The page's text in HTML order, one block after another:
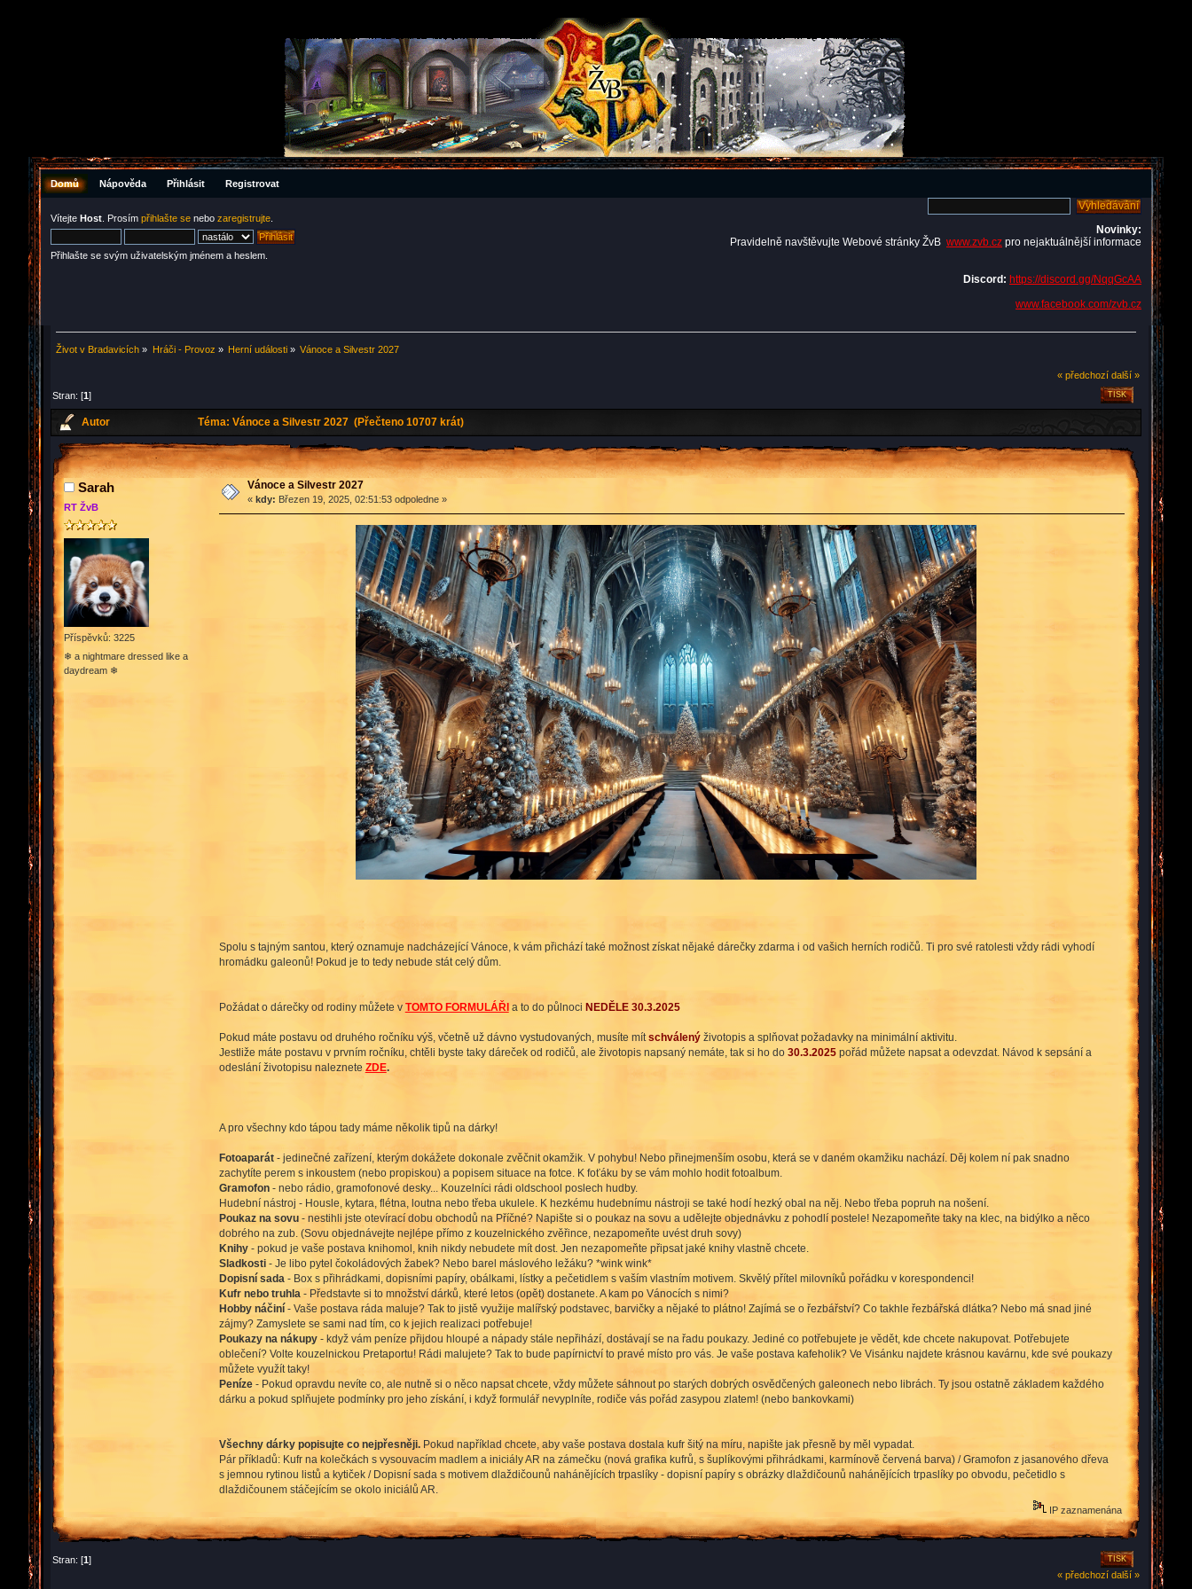
Domů Nápověda Přihlásit Registrovat
Vítejte Host . Prosím přihlašte se nebo zaregistrujte
Přihlašte se svým uživatelským jménem a heslem.
Novinky:
Pravidelně navštěvujte Webové stránky ŽvB www.zvb.cz pro nejaktuálnější informace
Discord: https://discord.gg/NqqGcAA
www.facebook.com/zvb.cz
Život v Bradavicích » Hráči - Provoz » Herní události» Vánoce a Silvestr 2027
« předchozí další »
TISK
Stran: [1]
Autor Téma: Vánoce a Silvestr 2027 (Přečteno 10707 krát)
Sarah
RT ŽvB
Příspěvků: 3225
❄ a nightmare dressed like a
daydream ❄
Vánoce a Silvestr 2027
« kdy: Březen 19, 2025, 02:51:53 odpoledne »
Spolu s tajným santou, který oznamuje nadcházející Vánoce, k vám přichází také možnost získat nějaké dárečky zdarma i od vašich herních rodičů. Ti pro své ratolesti vždy rádi vyhodí
hromádku galeonů! Pokud je to tedy nebude stát celý dům.
Požádat o dárečky od rodiny můžete v TOMTO FORMULÁŘI a to do půlnoci NEDĚLE 30.3.2025
Pokud máte postavu od druhého ročníku výš, včetně už dávno vystudovaných, musíte mítschválenýživotopis a splňovat požadavky na minimální aktivitu.
Jestliže máte postavu v prvním ročníku, chtěli byste taky dáreček od rodičů, ale životopis napsaný nemáte, tak si ho do 30.3.2025pořád můžete napsat a odevzdat. Návod k sepsání a
odeslání životopisu nalezneteZDE.
A pro všechny kdo tápou tady máme několik tipů na dárky!
Fotoaparát- jedinečné zařízení, kterým dokážete dokonale zvěčnit okamžik. V pohybu! Nebo přinejmenším osobu, která se v daném okamžiku nachází. Děj kolem ní pak snadno
zachytíte perem s inkoustem (nebo propiskou) a popisem situace na fotce. K foťáku by se vám mohlo hodit fotoalbum.
Gramofon- nebo rádio, gramofonové desky... Kouzelníci rádi oldschool poslech hudby.
Hudební nástroj - Housle, kytara, flétna, loutna nebo třeba ukulele. K hezkému hudebnímu nástroji se také hodí hezký obal na něj. Nebo třeba popruh na nošení.
Poukaz na sovu- nestihli jste otevírací dobu obchodů na Příčné? Napište si o poukaz na sovu a udělejte objednávku z pohodlí postele! Nezapomeňte taky na klec, na bidýlko a něco
dobrého na zub. (Sovu objednávejte nejlépe přímo z kouzelnického zvěřince, nezapomeňte uvést druh sovy)
Knihy- pokud je vaše postava knihomol, knih nikdy nebudete mít dost. Jen nezapomeňte připsat jaké knihy vlastně chcete.
Sladkosti- Je libo pytel čokoládových žabek? Nebo barel máslového ležáku? *wink wink*
Dopisní sada- Box s přihrádkami, dopisními papíry, obálkami, lístky a pečetidlem s vaším vlastním motivem. Skvělý přítel milovníků pořádku v korespondenci!
Kufr nebo truhla- Představte si to množství dárků, které letos (opět) dostanete. A kam po Vánocích s nimi?
Hobby náčiní- Vaše postava ráda maluje? Tak to jistě využije malířský podstavec, barvičky a nějaké to plátno! Zajímá se o řezbářství? Co takhle řezbářská dlátka? Nebo má snad jiné
zájmy? Zamyslete se sami nad tím, co k jejich realizaci potřebuje!
Poukazy na nákupy- když vám peníze přijdou hloupé a nápady stále nepřihází, dostávají se na řadu poukazy. Jediné co potřebujete je vědět, kde chcete nakupovat. Potřebujete
oblečení? Volte kouzelnickou Pretaportu! Rádi malujete? Tak to bude papírnictví to pravé místo pro vás. Je vaše postava kafeholik? Ve Visánku najdete krásnou kavárnu, kde své poukazy
můžete využít taky!
Peníze- Pokud opravdu nevíte co, ale nutně si o něco napsat chcete, vždy můžete sáhnout po starých dobrých osvědčených galeonech nebo librách. Ty jsou ostatně základem každého
dárku a pokud splňujete podmínky pro jeho získání, i když formulář nevyplníte, rodiče vás pořád zasypou zlatem! (nebo bankovkami)
Všechny dárky popisujte co nejpřesněji.Pokud například chcete, aby vaše postava dostala kufr šitý na míru, napište jak přesně by měl vypadat.
Pár příkladů: Kufr na kolečkách s vysouvacím madlem a iniciály AR na zámečku (nová grafika kufrů, s šuplíkovými přihrádkami, karmínově červená barva) / Gramofon z jasanového dřeva
s jemnou rytinou listů a kytiček / Dopisní sada s motivem dlaždičounů nahánějících trpaslíky - dopisní papíry s obrázky dlaždičounů nahánějících trpaslíky po obvodu, pečetidlo s
dlaždičounem stáčejícím se okolo iniciálů AR.
IP zaznamenána
TISK
Stran: [1]
« předchozí další »